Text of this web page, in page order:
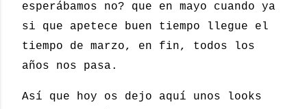
esperábamos no? que en mayo cuando ya
si que apetece buen tiempo llegue el
tiempo de marzo, en fin, todos los
años nos pasa.
Así que hoy os dejo aquí unos looks